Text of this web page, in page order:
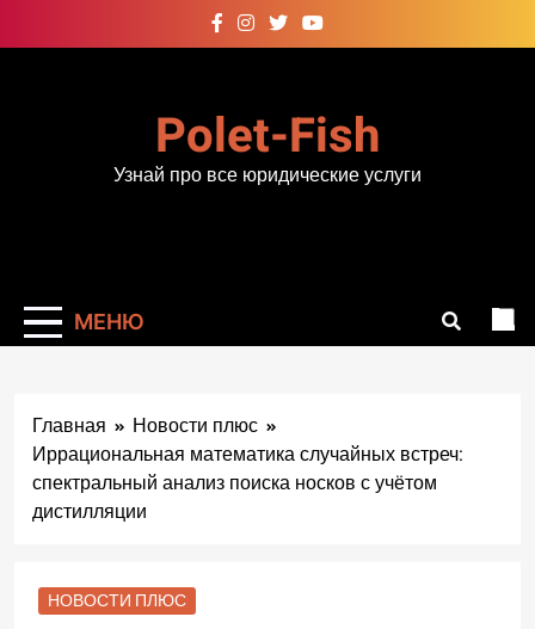
к
Polet-Fish
Узнай про все юридические услуги
МЕНЮ
Главная
Новости плюс
Иррациональная математика случайных встреч:
спектральный анализ поиска носков с учётом
дистилляции
НОВОСТИ ПЛЮС